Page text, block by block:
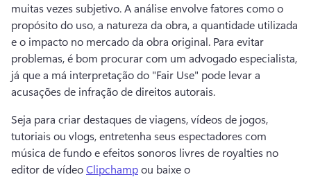
muitas vezes subjetivo. A análise envolve fatores como o
propósito do uso, a natureza da obra, a quantidade utilizada
e o impacto no mercado da obra original. Para evitar
problemas, é bom procurar com um advogado especialista,
já que a má interpretação do "Fair Use" pode levar a
acusações de infração de direitos autorais.
Seja para criar destaques de viagens, vídeos de jogos,
tutoriais ou vlogs, entretenha seus espectadores com
música de fundo e efeitos sonoros livres de royalties no
editor de vídeo Clipchamp ou baixe o